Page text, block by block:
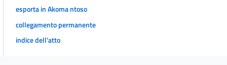
esporta in Akoma ntoso
collegamento permanente
indice dell'atto